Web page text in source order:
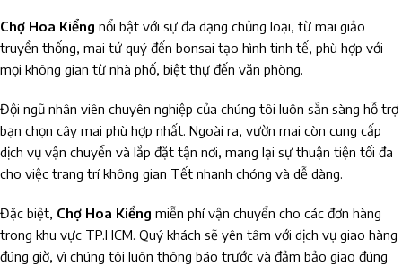
Chợ Hoa Kiểng nổi bật với sự đa dạng chủng loại, từ mai giảo
truyền thống, mai tứ quý đến bonsai tạo hình tinh tế, phù hợp với
mọi không gian từ nhà phố, biệt thự đến văn phòng.
Đội ngũ nhân viên chuyên nghiệp của chúng tôi luôn sẵn sàng hỗ trợ
bạn chọn cây mai phù hợp nhất. Ngoài ra, vườn mai còn cung cấp
dịch vụ vận chuyển và lắp đặt tận nơi, mang lại sự thuận tiện tối đa
cho việc trang trí không gian Tết nhanh chóng và dễ dàng.
Đặc biệt, Chợ Hoa Kiểng miễn phí vận chuyển cho các đơn hàng
trong khu vực TP.HCM. Quý khách sẽ yên tâm với dịch vụ giao hàng
đúng giờ, vì chúng tôi luôn thông báo trước và đảm bảo giao đúng